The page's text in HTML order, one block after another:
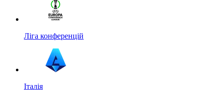
Ліга конференцій
Італія